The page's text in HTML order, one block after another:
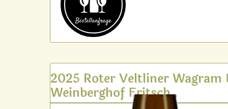
Bestell­anfrage
2025 Roter Veltliner Wagram
Weinberghof Fritsch